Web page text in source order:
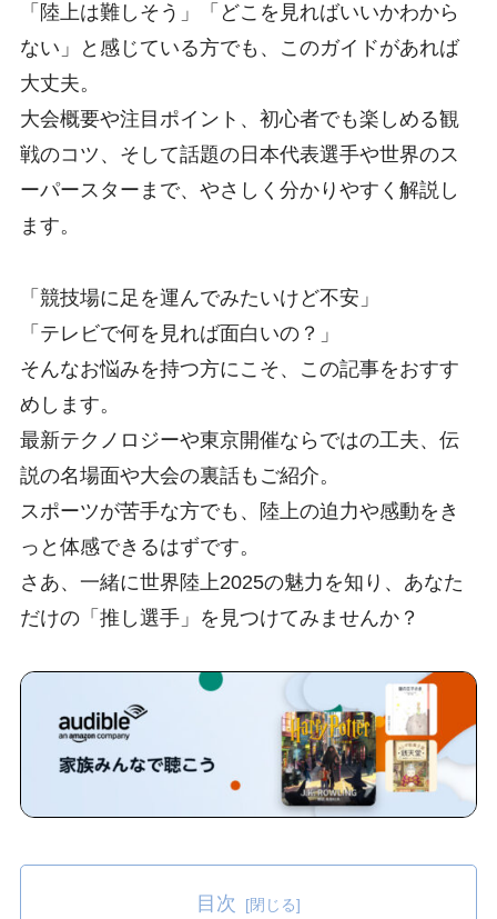
「陸上は難しそう」「どこを見ればいいかわから
ない」と感じている方でも、このガイドがあれば
大丈夫。
大会概要や注目ポイント、初心者でも楽しめる観
戦のコツ、そして話題の日本代表選手や世界のス
ーパースターまで、やさしく分かりやすく解説し
ます。
「競技場に足を運んでみたいけど不安」
「テレビで何を見れば面白いの？」
そんなお悩みを持つ方にこそ、この記事をおすす
めします。
最新テクノロジーや東京開催ならではの工夫、伝
説の名場面や大会の裏話もご紹介。
スポーツが苦手な方でも、陸上の迫力や感動をき
っと体感できるはずです。
さあ、一緒に世界陸上2025の魅力を知り、あなた
だけの「推し選手」を見つけてみませんか？
目次